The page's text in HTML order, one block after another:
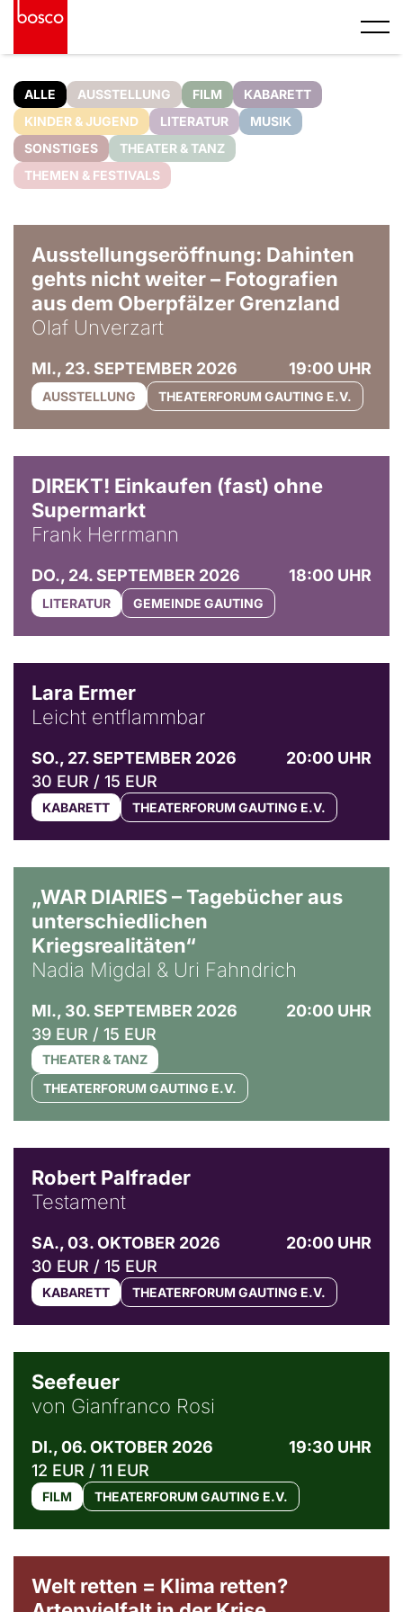
ALLE AUSSTELLUNG FILM
KABARETT
KINDER & JUGEND
LITERATUR
MUSIK
SONSTIGES
THEATER & TANZ
THEMEN & FESTIVALS
Ausstellungseröffnung: Dahinten
gehts nicht weiter – Fotografien
aus dem Oberpfälzer Grenzland
Olaf Unverzart
MI., 23. SEPTEMBER 2026 19:00 UHR
AUSSTELLUNG THEATERFORUM GAUTING E.V.
DIREKT! Einkaufen (fast) ohne
Supermarkt
Frank Herrmann
DO., 24. SEPTEMBER 2026 18:00 UHR
LITERATUR GEMEINDE GAUTING
Lara Ermer
Leicht entflammbar
SO., 27. SEPTEMBER 2026
20:00 UHR
30 EUR / 15 EUR
KABARETT THEATERFORUM GAUTING E.V.
„WAR DIARIES – Tagebücher aus
unterschiedlichen
Kriegsrealitäten“
Nadia Migdal & Uri Fahndrich
MI., 30. SEPTEMBER 2026
20:00 UHR
39 EUR / 15 EUR
THEATER & TANZ
THEATERFORUM GAUTING E.V.
Robert Palfrader
Testament
SA., 03. OKTOBER 2026
20:00 UHR
30 EUR / 15 EUR
KABARETT THEATERFORUM GAUTING E.V.
Seefeuer
von Gianfranco Rosi
DI., 06. OKTOBER 2026
19:30 UHR
12 EUR / 11 EUR
FILM THEATERFORUM GAUTING E.V.
Welt retten = Klima retten?